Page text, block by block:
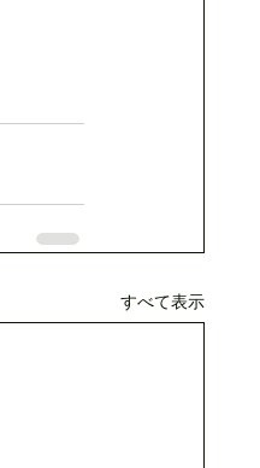
すべて表示